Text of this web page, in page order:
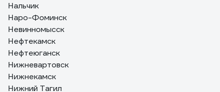
Нальчик
Наро-Фоминск
Невинномысск
Нефтекамск
Нефтеюганск
Нижневартовск
Нижнекамск
Нижний Тагил